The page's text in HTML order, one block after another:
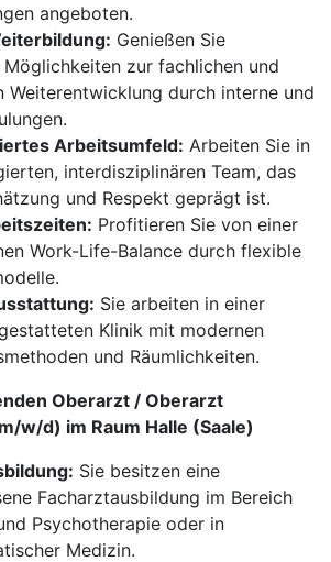
angeboten.
Genießen Sie
Möglichkeiten zur fachlichen und
Weiterentwicklung durch interne und
Arbeitsumfeld: Arbeiten Sie in
interdisziplinären Team, das
und Respekt geprägt ist.
Profitieren Sie von einer
Work-Life-Balance durch flexible
Sie arbeiten in einer
Klinik mit modernen
und Räumlichkeiten.
Oberarzt / Oberarzt
w/d) im Raum Halle (Saale)
Sie besitzen eine
Facharztausbildung im Bereich
Psychotherapie oder in
Medizin.